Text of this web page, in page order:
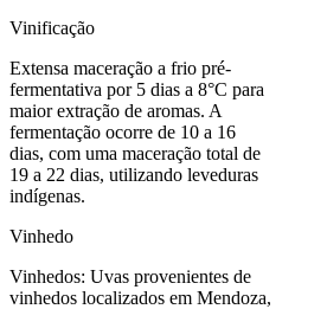
Vinificação
Extensa maceração a frio pré-
fermentativa por 5 dias a 8°C para
maior extração de aromas. A
fermentação ocorre de 10 a 16
dias, com uma maceração total de
19 a 22 dias, utilizando leveduras
indígenas.
Vinhedo
Vinhedos: Uvas provenientes de
vinhedos localizados em Mendoza,